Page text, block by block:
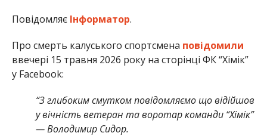
Повідомляє Інформатор.
Про смерть калуського спортсмена повідомили
ввечері 15 травня 2026 року на сторінці ФК “Хімік”
у Facebook:
“З глибоким смутком повідомляємо що відійшов
у вічність ветеран та воротар команди “Хімік”
— Володимир Сидор.